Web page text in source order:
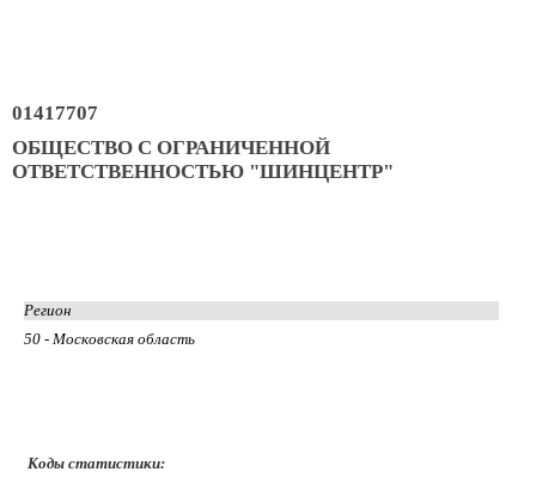
01417707
ОБЩЕСТВО С ОГРАНИЧЕННОЙ
ОТВЕТСТВЕННОСТЬЮ "ШИНЦЕНТР"
Регион
50 - Московская область
Коды статистики: